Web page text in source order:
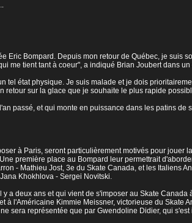
Eric Bompard. Depuis mon retour de Québec, je suis
me tient tant à coeur", a indiqué Brian Joubert dans
état physique. Je suis malade et je dois
sur la glace que je souhaite le plus rapide
passé, et qui monte en puissance dans les patins de
à Paris, seront particulièrement motivés pour jouer
première place au Bompard leur permettrait
- Mathieu Jost, 3e du Skate Canada, et les Italiens
Khokhlova - Sergei Novitski.
a deux ans et qui vient de s'imposer au Skate
l'Américaine Kimmie Meissner, victorieuse du Skate
sera représentée que par Gwendoline Didier, qui